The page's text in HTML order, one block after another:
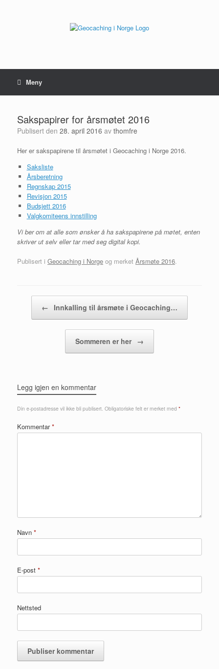
Meny
Sakspapirer for årsmøtet 2016
Publisert den 28. april 2016 av thomfre
Her er sakspapirene til årsmøtet i Geocaching i Norge 2016.
Saksliste
Årsberetning
Regnskap 2015
Revisjon 2015
Budsjett 2016
Valgkomiteens innstilling
Vi ber om at alle som ønsker å ha sakspapirene på møtet, enten
skriver ut selv eller tar med seg digital kopi.
Publisert i Geocaching i Norge og merket Årsmøte 2016.
← Innkalling til årsmøte i Geocaching…
Sommeren er her →
Legg igjen en kommentar
Din e-postadresse vil ikke bli publisert. Obligatoriske felt er merket med *
Kommentar*
Navn *
E-post *
Nettsted